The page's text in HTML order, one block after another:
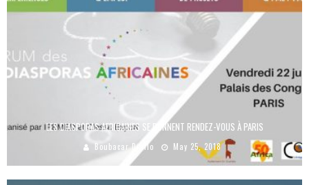
LES DIASPORAS AFRICAINES SE DONNENT RENDEZ-VOUS À PARIS
Boubacar Diallo May 25, 2018